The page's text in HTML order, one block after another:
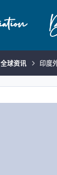
全球资讯 印度